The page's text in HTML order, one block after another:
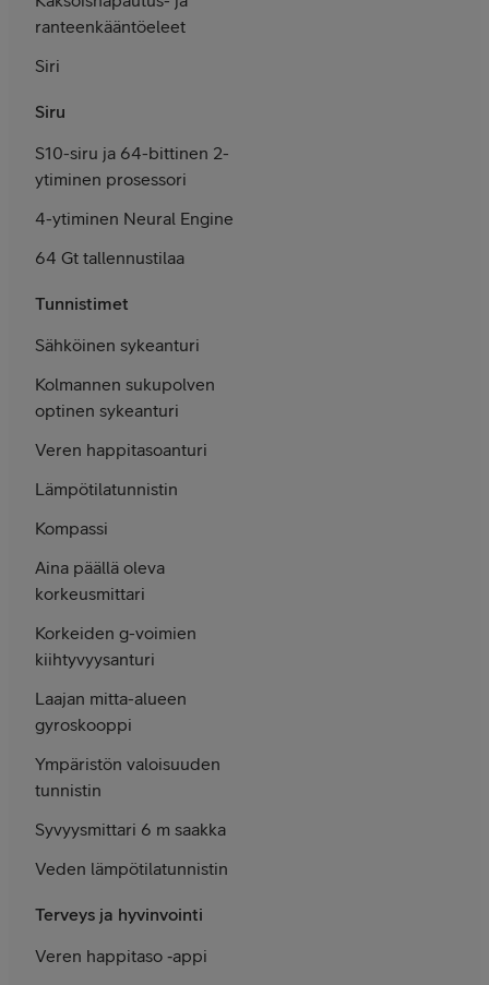
ranteenkääntö­eleet
Siri
Siru
S10-siru ja 64-bittinen 2-
ytiminen prosessori
4-ytiminen Neural Engine
64 Gt tallennus­tilaa
Tunnistimet
Sähköinen syke­anturi
Kolmannen sukupolven
optinen sykeanturi
Veren happi­taso­anturi
Lämpötila­tunnistin
Kompassi
Aina päällä oleva
korkeus­mittari
Korkeiden g-voimien
kiihtyvyys­anturi
Laajan mitta-alueen
gyroskooppi
Ympäristön valoisuuden
tunnistin
Syvyysmittari 6 m saakka
Veden lämpötila­tunnistin
Terveys ja hyvinvointi
Veren happitaso ‑appi